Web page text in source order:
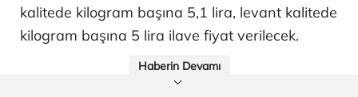
kalitede kilogram başına 5,1 lira, levant kalitede
kilogram başına 5 lira ilave fiyat verilecek.
Haberin Devamı